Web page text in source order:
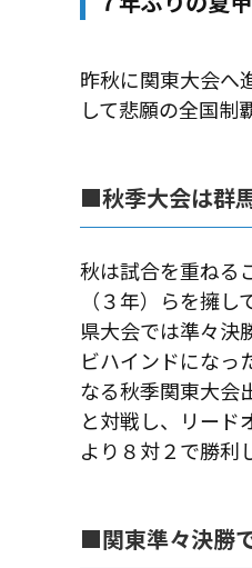
昨秋に関東大会へ
して悲願の全国制
■秋季大会は群
秋は試合を重ねる
（３年）らを擁
県大会では準々決
ビハインドになっ
なる秋季関東大会
と対戦し、リード
より８対２で勝利
■関東準々決勝